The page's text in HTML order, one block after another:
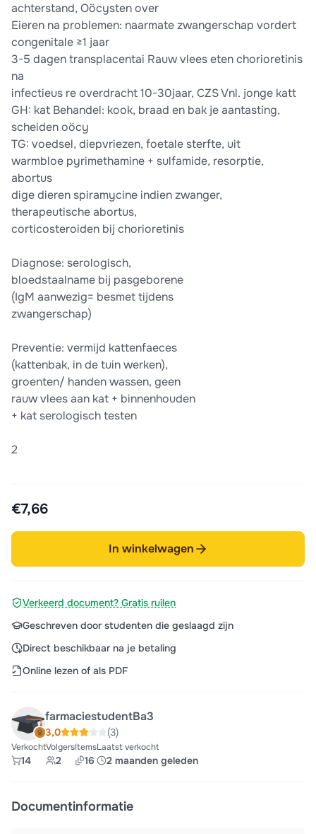
achterstand, Oöcysten over
Eieren na problemen: naarmate zwangerschap vordert
congenitale ≥1 jaar
3-5 dagen transplacentai Rauw vlees eten chorioretinis
na
infectieus re overdracht 10-30jaar, CZS Vnl. jonge katt
GH: kat Behandel: kook, braad en bak je aantasting,
scheiden oöcy
TG: voedsel, diepvriezen, foetale sterfte, uit
warmbloe pyrimethamine + sulfamide, resorptie,
abortus
dige dieren spiramycine indien zwanger,
therapeutische abortus,
corticosteroiden bij chorioretinis
Diagnose: serologisch,
bloedstaalname bij pasgeborene
(IgM aanwezig= besmet tijdens
zwangerschap)
Preventie: vermijd kattenfaeces
(kattenbak, in de tuin werken),
groenten/ handen wassen, geen
rauw vlees aan kat + binnenhouden
+ kat serologisch testen
2
€7,66
In winkelwagen
Verkeerd document? Gratis ruilen
Geschreven door studenten die geslaagd zijn
Direct beschikbaar na je betaling
Online lezen of als PDF
farmaciestudentBa3
3,0 (3)
Verkocht
14
Volgers
2
Items
16
Laatst verkocht
2 maanden geleden
Documentinformatie